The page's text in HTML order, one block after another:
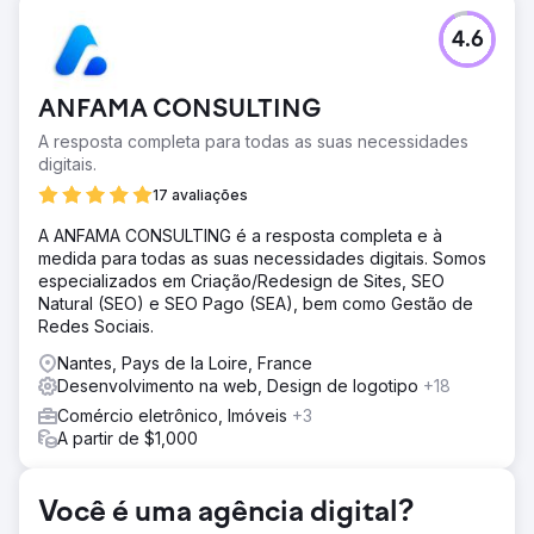
Desafio
Os Padellers enfrentaram desafios significativos com seu
antigo site, lutando com tráfego orgânico ruim e baixas
de otimização de SEO dificultaram a atração de novos
clientes, enquanto sua visibilidade online permaneceu
limitada. Apesar dos esforços para melhorar, eles não
conseguiram atingir os resultados de que precisavam,
levando a oportunidades perdidas em um mercado
competitivo. Uma reformulação abrangente foi necessária
para impulsionar sua presença digital e impulsionar o
crescimento.
Solução
Para lidar com os desafios do The Padellers,
implementamos um redesenho completo do site focado
em melhorar a experiência do usuário e a otimização de
SEO. Realizamos uma pesquisa aprofundada de palavras-
chave, otimizamos a estrutura do site e melhoramos a
velocidade de carregamento da página. Além disso,
para melhorar a geração de leads. Essas mudanças
ANFAMA CONSULTING
A resposta completa para todas as suas necessidades
digitais.
17 avaliações
4.6
A ANFAMA CONSULTING é a resposta completa e à
medida para todas as suas necessidades digitais. Somos
especializados em Criação/Redesign de Sites, SEO
Natural (SEO) e SEO Pago (SEA), bem como Gestão de
Redes Sociais.
Nantes, Pays de la Loire, France
Desenvolvimento na web, Design de logotipo +18
Comércio eletrônico, Imóveis +3
A partir de $1,000
Você é uma agência digital?